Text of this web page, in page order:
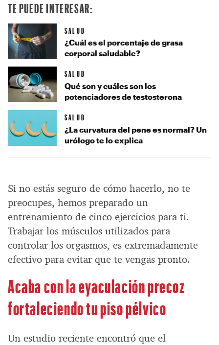
Si no estás seguro de cómo hacerlo, no te
preocupes, hemos preparado un
entrenamiento de cinco ejercicios para ti.
Trabajar los músculos utilizados para
controlar los orgasmos, es extremadamente
efectivo para evitar que te vengas pronto.
Acaba con la eyaculación precoz
fortaleciendo tu piso pélvico
Un estudio reciente encontró que el
TE PUEDE INTERESAR:
SALUD
¿Cuál es el porcentaje de grasa
corporal saludable?
SALUD
Qué son y cuáles son los
potenciadores de testosterona
SALUD
¿La curvatura del pene es normal? Un
urólogo te lo explica